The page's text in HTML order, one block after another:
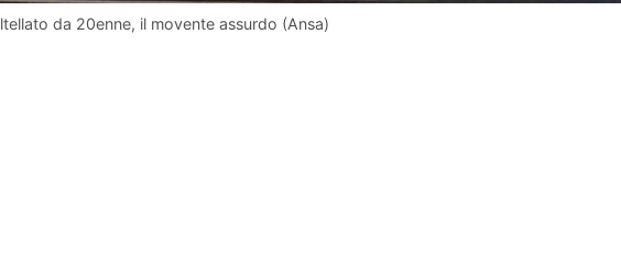
da 20enne, il movente assurdo (Ansa)